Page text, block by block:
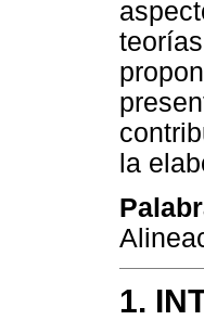
la
1.